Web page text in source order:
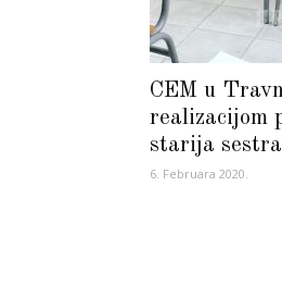
CEM u
realizacijom
starija
6. Februara 2020.